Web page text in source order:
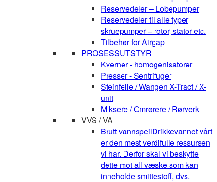
Reservedeler – Lobepumper
Reservedeler til alle typer
skruepumper – rotor, stator etc.
Tilbehør for Airgap
PROSESSUTSTYR
Kverner - homogenisatorer
Presser - Sentrifuger
Steinfelle / Wangen X-Tract / X-
unit
Miksere / Omrørere / Rørverk
VVS / VA
Brutt vannspeilDrikkevannet vårt
er den mest verdifulle ressursen
vi har. Derfor skal vi beskytte
dette mot all væske som kan
inneholde smittestoff, dvs.